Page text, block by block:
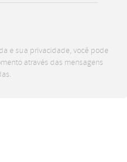
e sua privacidade, você pode
através das mensagens